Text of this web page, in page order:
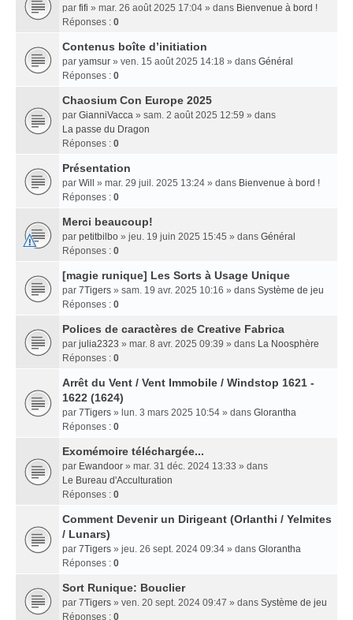
par fifi » mar. 26 août 2025 17:04 » dans Bienvenue à bord !
Réponses : 0
Contenus boîte d’initiation
par yamsur » ven. 15 août 2025 14:18 » dans Général
Réponses : 0
Chaosium Con Europe 2025
par GianniVacca » sam. 2 août 2025 12:59 » dans
La passe du Dragon
Réponses : 0
Présentation
par Will » mar. 29 juil. 2025 13:24 » dans Bienvenue à bord !
Réponses : 0
Merci beaucoup!
par petitbilbo » jeu. 19 juin 2025 15:45 » dans Général
Réponses : 0
[magie runique] Les Sorts à Usage Unique
par 7Tigers » sam. 19 avr. 2025 10:16 » dans Système de jeu
Réponses : 0
Polices de caractères de Creative Fabrica
par julia2323 » mar. 8 avr. 2025 09:39 » dans La Noosphère
Réponses : 0
Arrêt du Vent / Vent Immobile / Windstop 1621 -
1622 (1624)
par 7Tigers » lun. 3 mars 2025 10:54 » dans Glorantha
Réponses : 0
Exomémoire téléchargée...
par Ewandoor » mar. 31 déc. 2024 13:33 » dans
Le Bureau d'Acculturation
Réponses : 0
Comment Devenir un Dirigeant (Orlanthi / Yelmites
/ Lunars)
par 7Tigers » jeu. 26 sept. 2024 09:34 » dans Glorantha
Réponses : 0
Sort Runique: Bouclier
par 7Tigers » ven. 20 sept. 2024 09:47 » dans Système de jeu
Réponses : 0